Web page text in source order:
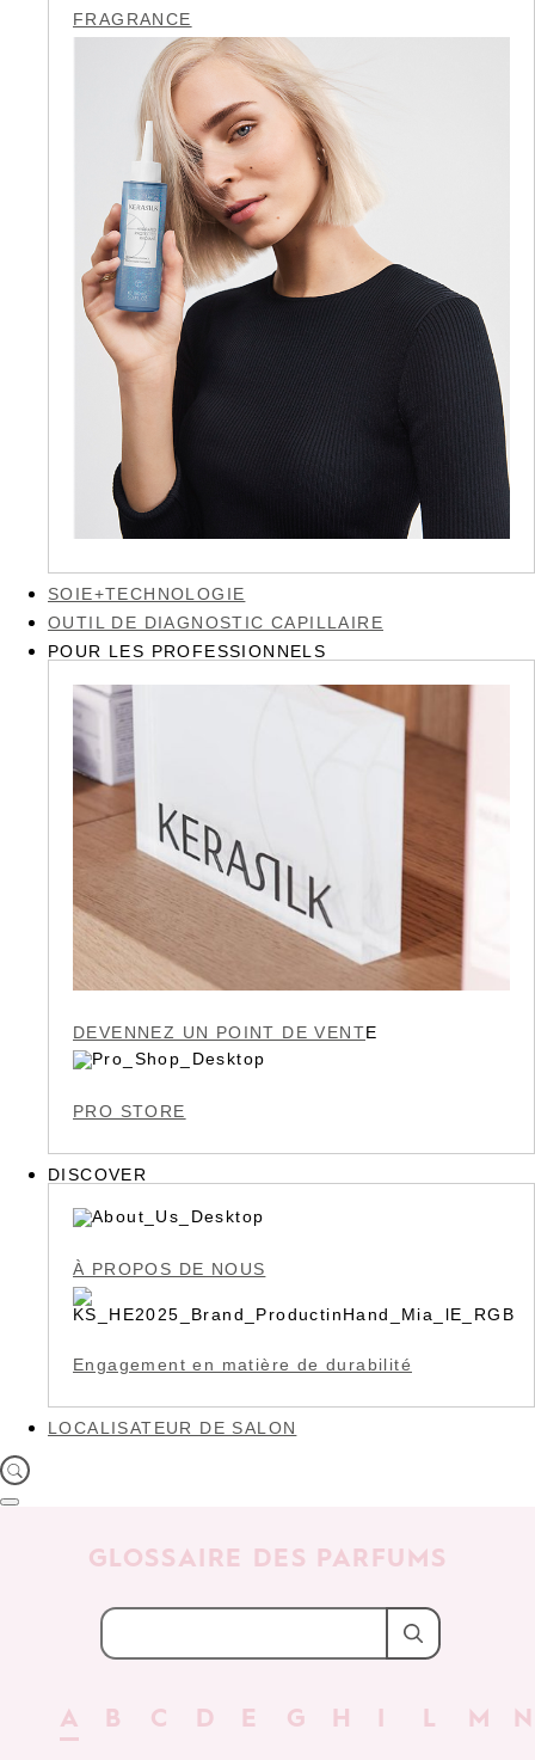
FRAGRANCE
SOIE+TECHNOLOGIE
OUTIL DE DIAGNOSTIC CAPILLAIRE
POUR LES PROFESSIONNELS
DEVENNEZ UN POINT DE VENTE
PRO STORE
DISCOVER
À PROPOS DE NOUS
Engagement en matière de durabilité
LOCALISATEUR DE SALON
GLOSSAIRE DES PARFUMS
A B C D E G H I L M N